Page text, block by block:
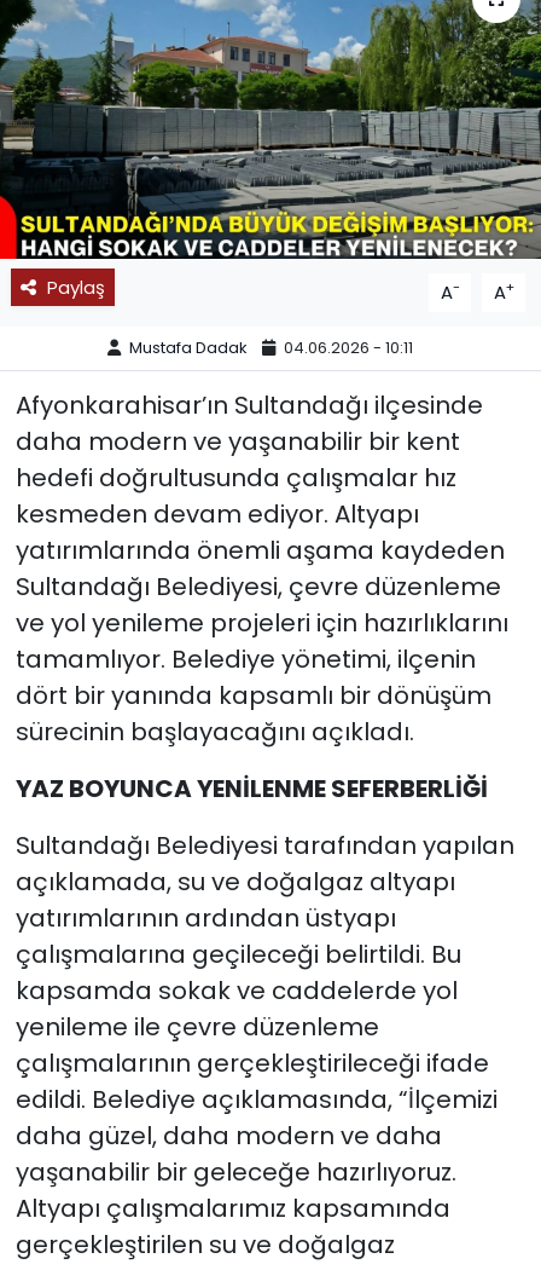
Paylaş A- A+
Mustafa Dadak 04.06.2026 - 10:11
Afyonkarahisar’ın Sultandağı ilçesinde
daha modern ve yaşanabilir bir kent
hedefi doğrultusunda çalışmalar hız
kesmeden devam ediyor. Altyapı
yatırımlarında önemli aşama kaydeden
Sultandağı Belediyesi, çevre düzenleme
ve yol yenileme projeleri için hazırlıklarını
tamamlıyor. Belediye yönetimi, ilçenin
dört bir yanında kapsamlı bir dönüşüm
sürecinin başlayacağını açıkladı.
YAZ BOYUNCA YENİLENME SEFERBERLİĞİ
Sultandağı Belediyesi tarafından yapılan
açıklamada, su ve doğalgaz altyapı
yatırımlarının ardından üstyapı
çalışmalarına geçileceği belirtildi. Bu
kapsamda sokak ve caddelerde yol
yenileme ile çevre düzenleme
çalışmalarının gerçekleştirileceği ifade
edildi. Belediye açıklamasında, “İlçemizi
daha güzel, daha modern ve daha
yaşanabilir bir geleceğe hazırlıyoruz.
Altyapı çalışmalarımız kapsamında
gerçekleştirilen su ve doğalgaz
11:11 MANŞET